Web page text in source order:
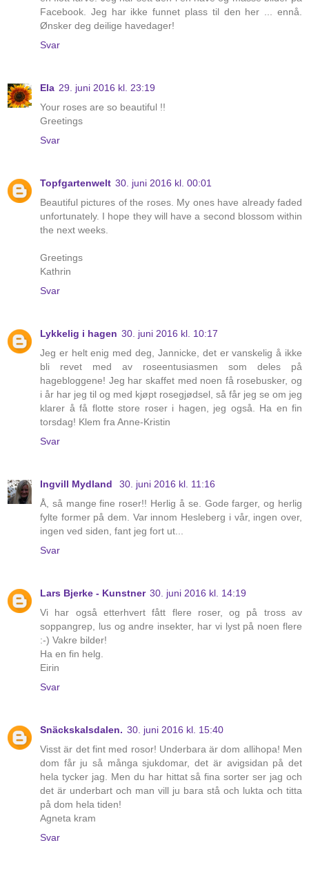
Facebook. Jeg har ikke funnet plass til den her ... ennå.
Ønsker deg deilige havedager!
Svar
Ela 29. juni 2016 kl. 23:19
Your roses are so beautiful !!
Greetings
Svar
Topfgartenwelt 30. juni 2016 kl. 00:01
Beautiful pictures of the roses. My ones have already faded
unfortunately. I hope they will have a second blossom within
the next weeks.
Greetings
Kathrin
Svar
Lykkelig i hagen 30. juni 2016 kl. 10:17
Jeg er helt enig med deg, Jannicke, det er vanskelig å ikke
bli revet med av roseentusiasmen som deles på
hagebloggene! Jeg har skaffet med noen få rosebusker, og
i år har jeg til og med kjøpt rosegjødsel, så får jeg se om jeg
klarer å få flotte store roser i hagen, jeg også. Ha en fin
torsdag! Klem fra Anne-Kristin
Svar
Ingvill Mydland
30. juni 2016 kl. 11:16
Å, så mange fine roser!! Herlig å se. Gode farger, og herlig
fylte former på dem. Var innom Hesleberg i vår, ingen over,
ingen ved siden, fant jeg fort ut...
Svar
Lars Bjerke - Kunstner 30. juni 2016 kl. 14:19
Vi har også etterhvert fått flere roser, og på tross av
soppangrep, lus og andre insekter, har vi lyst på noen flere
:-) Vakre bilder!
Ha en fin helg.
Eirin
Svar
Snäckskalsdalen. 30. juni 2016 kl. 15:40
Visst är det fint med rosor! Underbara är dom allihopa! Men
dom får ju så många sjukdomar, det är avigsidan på det
hela tycker jag. Men du har hittat så fina sorter ser jag och
det är underbart och man vill ju bara stå och lukta och titta
på dom hela tiden!
Agneta kram
Svar